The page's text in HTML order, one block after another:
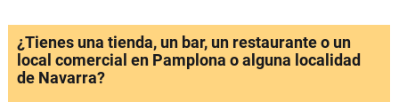
¿Tienes una tienda, un bar, un restaurante o un
local comercial en Pamplona o alguna localidad
de Navarra?